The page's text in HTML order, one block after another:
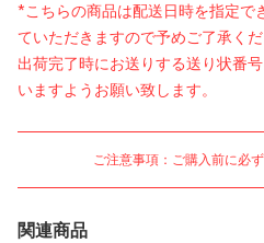
*こちらの商品は配送日時を指定で
ていただきますので予めご了承く
出荷完了時にお送りする送り状番
いますようお願い致します。
ご注意事項：ご購入前に必
関連商品